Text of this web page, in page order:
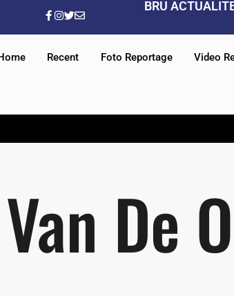
BRU
Recent Foto Reportage Video
De